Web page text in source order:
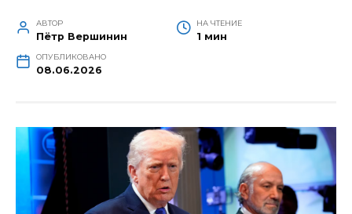
АВТОР
Пётр Вершинин
НА ЧТЕНИЕ
1 мин
ОПУБЛИКОВАНО
08.06.2026